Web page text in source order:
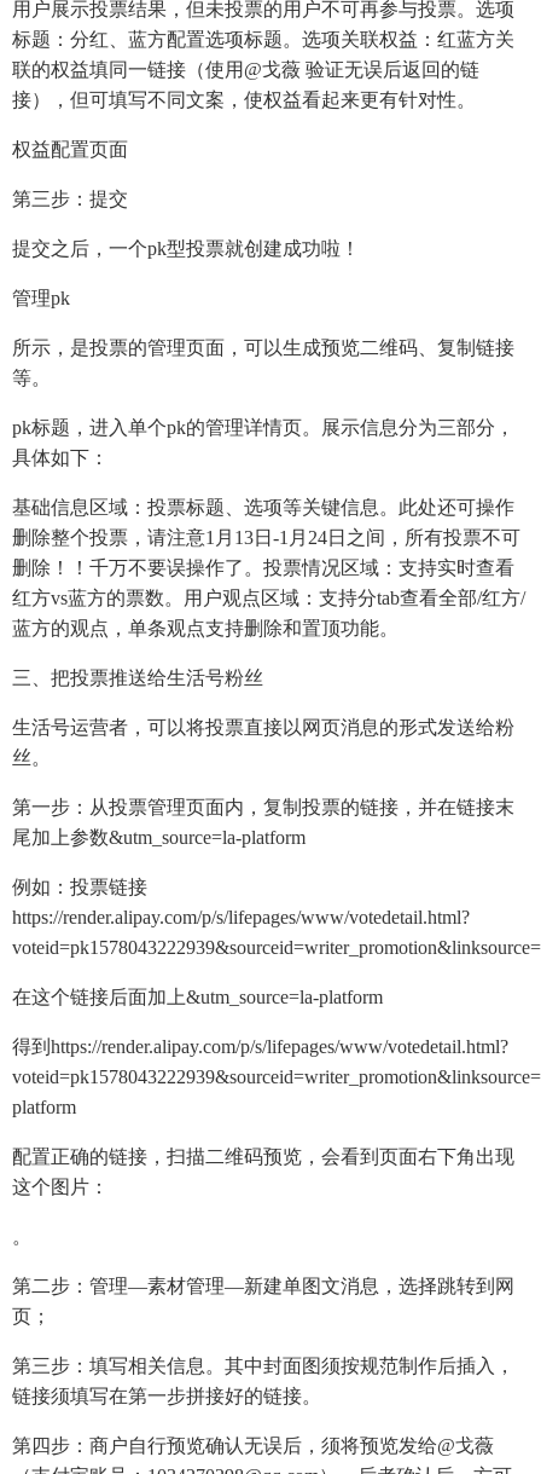
用户展示投票结果，但未投票的用户不可再参与投票。选项
标题：分红、蓝方配置选项标题。选项关联权益：红蓝方关
联的权益填同一链接（使用@戈薇 验证无误后返回的链
接），但可填写不同文案，使权益看起来更有针对性。
权益配置页面
第三步：提交
提交之后，一个pk型投票就创建成功啦！
管理pk
所示，是投票的管理页面，可以生成预览二维码、复制链接
等。
pk标题，进入单个pk的管理详情页。展示信息分为三部分，
具体如下：
基础信息区域：投票标题、选项等关键信息。此处还可操作
删除整个投票，请注意1月13日-1月24日之间，所有投票不可
删除！！千万不要误操作了。投票情况区域：支持实时查看
红方vs蓝方的票数。用户观点区域：支持分tab查看全部/红方/
蓝方的观点，单条观点支持删除和置顶功能。
三、把投票推送给生活号粉丝
生活号运营者，可以将投票直接以网页消息的形式发送给粉
丝。
第一步：从投票管理页面内，复制投票的链接，并在链接末
尾加上参数&utm_source=la-platform
例如：投票链接
https://render.alipay.com/p/s/lifepages/www/votedetail.html?
在这个链接后面加上&utm_source=la-platform
得到https://render.alipay.com/p/s/lifepages/www/votedetail.html?
platform
配置正确的链接，扫描二维码预览，会看到页面右下角出现
这个图片：
。
第二步：管理—素材管理—新建单图文消息，选择跳转到网
页；
第三步：填写相关信息。其中封面图须按规范制作后插入，
链接须填写在第一步拼接好的链接。
第四步：商户自行预览确认无误后，须将预览发给@戈薇